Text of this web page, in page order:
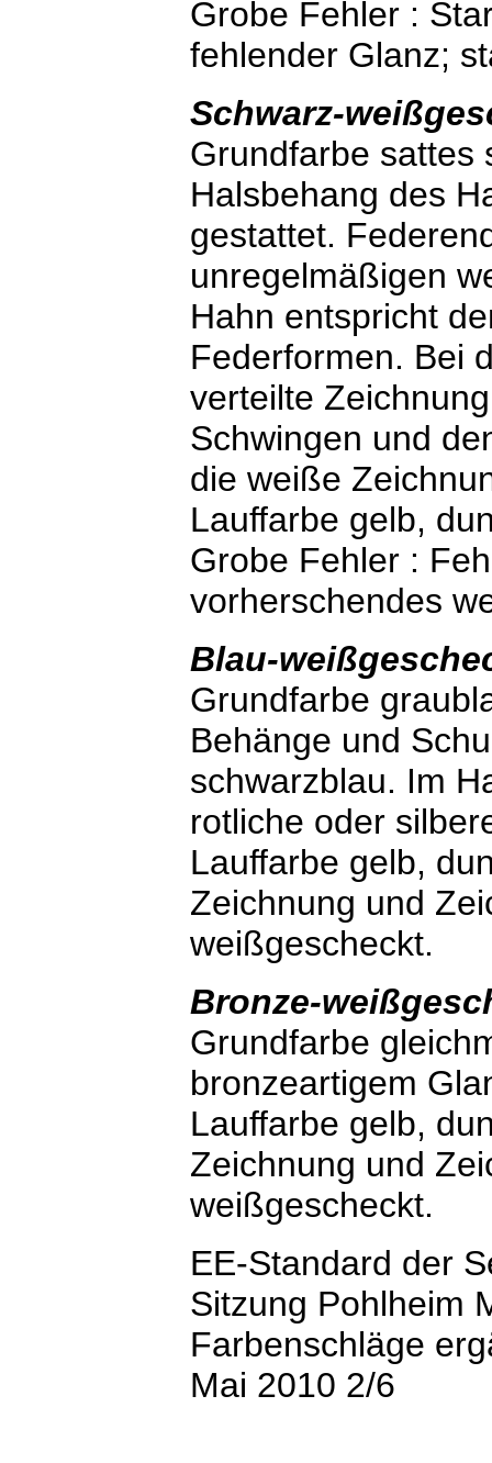
Grobe Fehler :
fehlender Glanz;
Schwarz-
Grundfarbe sattes
Halsbehang des
gestattet.
unregelmäßigen
Hahn entspricht
Federformen. Bei
verteilte
Schwingen und
die weiße
Lauffarbe gelb,
Grobe Fehler :
vorherschendes
Blau-
Grundfarbe
Behänge und
schwarzblau. Im
rotliche oder
Lauffarbe gelb,
Zeichnung und
weißgescheckt.
Bronze-
Grundfarbe
bronzeartigem
Lauffarbe gelb,
Zeichnung und
weißgescheckt.
EE-Standard der
Sitzung Pohlheim
Farbenschläge
Mai 2010 2/6